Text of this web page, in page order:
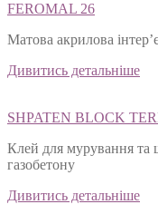
FEROMAL 26
Матова акрилова
Дивитись детальніше
SHPATEN BLOСK
Клей для мурування та
газобетону
Дивитись детальніше